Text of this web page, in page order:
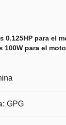
0.125HP para el
100W para el
GPG